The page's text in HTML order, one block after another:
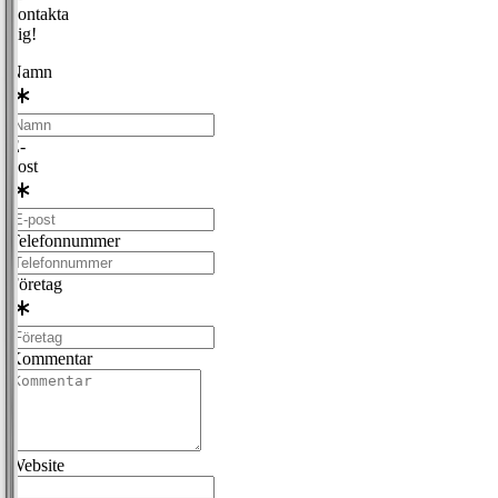
kontakta
dig!
Namn
E-
post
Telefonnummer
Företag
Kommentar
Website